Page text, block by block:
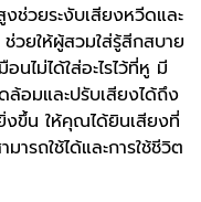
วยระงับเสียงหวีดและ
วยให้ผู้สวมใส่รู้สีกสบาย
นไม่ได้ใส่อะไรไว้ที่หู มี
อมและปรับเสียงได้ถึง
งขึ้น ให้คุณได้ยินเสียงที่
รถใช้ได้และการใช้ชีวิต